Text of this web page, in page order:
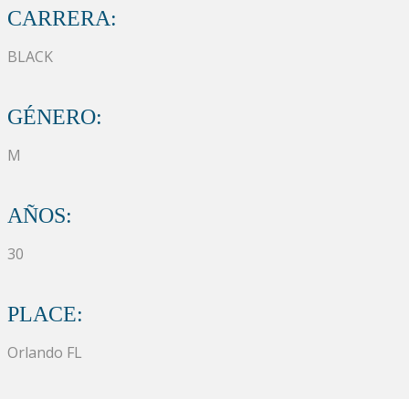
CARRERA:
BLACK
GÉNERO:
M
AÑOS:
30
PLACE:
Orlando FL